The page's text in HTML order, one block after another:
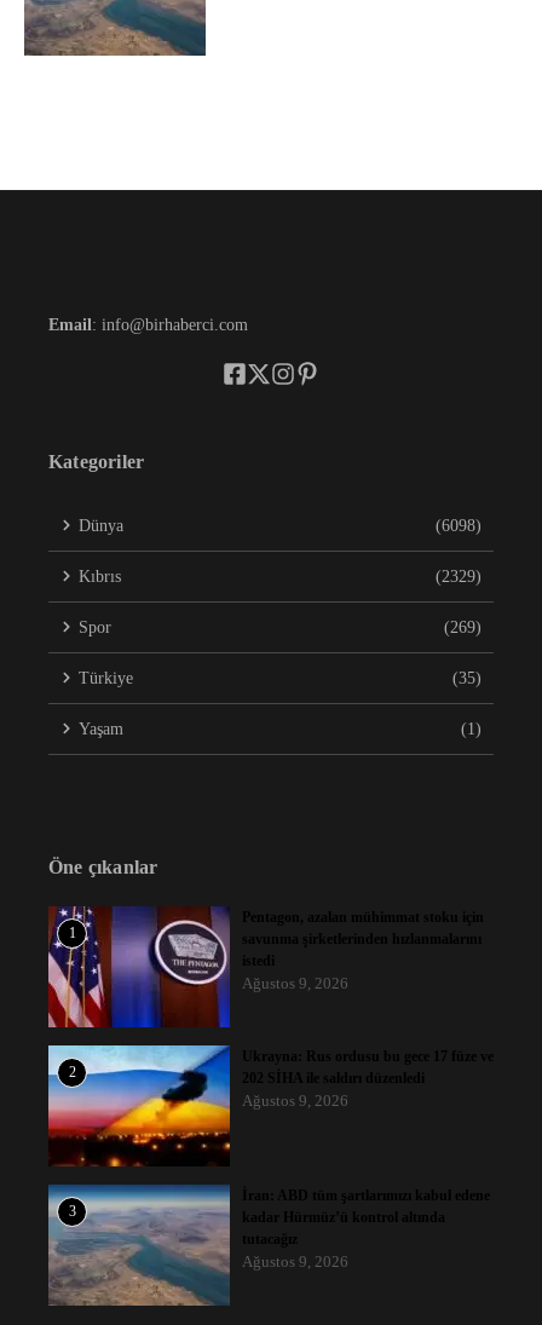
Email : info@birhaberci.com
Kategoriler
Dünya (6098)
Kıbrıs (2329)
Spor (269)
Türkiye (35)
Yaşam (1)
Öne çıkanlar
1
Pentagon, azalan mühimmat stoku için
savunma şirketlerinden hızlanmalarını
istedi
Ağustos 9, 2026
2
Ukrayna: Rus ordusu bu gece 17 füze ve
202 SİHA ile saldırı düzenledi
Ağustos 9, 2026
3
İran: ABD tüm şartlarımızı kabul edene
kadar Hürmüz’ü kontrol altında
tutacağız
Ağustos 9, 2026